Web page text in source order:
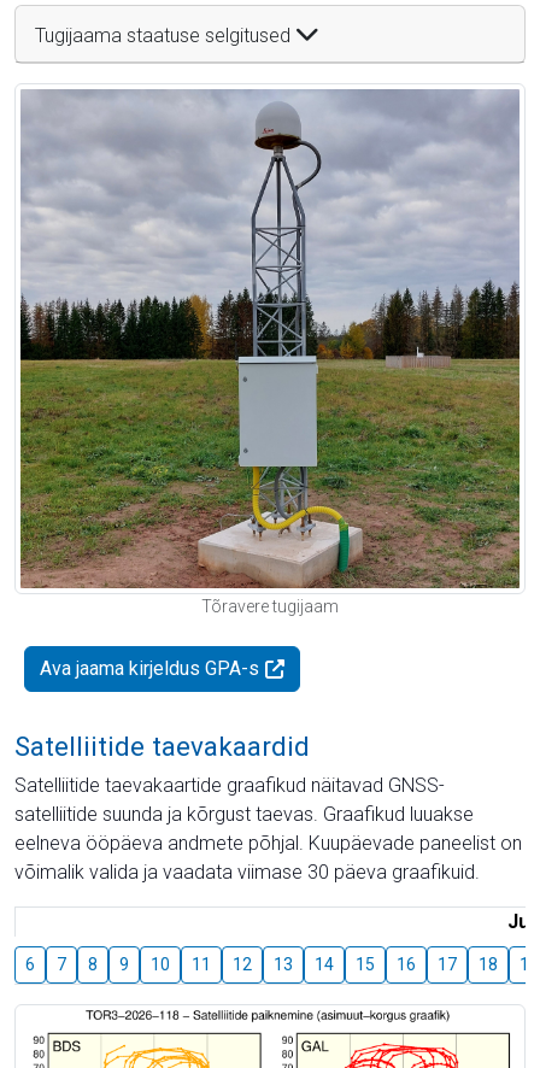
Tugijaama staatuse selgitused
Tõravere tugijaam
Ava jaama kirjeldus GPA-s
Satelliitide taevakaardid
Satelliitide taevakaartide graafikud näitavad GNSS-
satelliitide suunda ja kõrgust taevas. Graafikud luuakse
eelneva ööpäeva andmete põhjal. Kuupäevade paneelist on
võimalik valida ja vaadata viimase 30 päeva graafikuid.
6 7 8 9 10 11 12 13 14 15 16 17 18 19